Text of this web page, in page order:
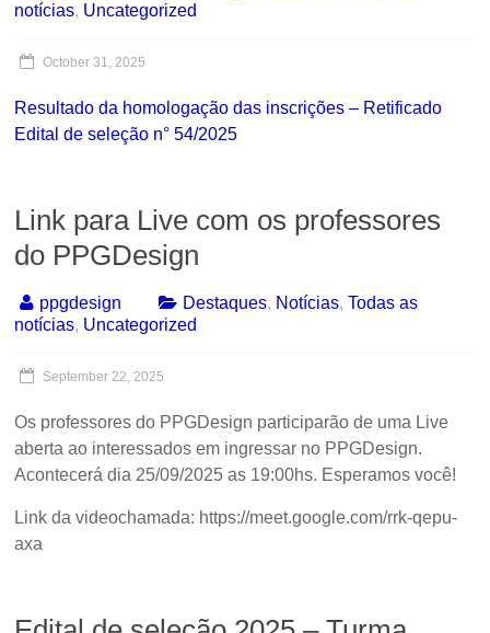
notícias, Uncategorized
October 31, 2025
Resultado da homologação das inscrições – Retificado
Edital de seleção n° 54/2025
Link para Live com os professores
do PPGDesign
ppgdesign Destaques, Notícias,Todas as
notícias, Uncategorized
September 22, 2025
Os professores do PPGDesign participarão de uma Live
aberta ao interessados em ingressar no PPGDesign.
Acontecerá dia 25/09/2025 as 19:00hs. Esperamos você!
Link da videochamada: https://meet.google.com/rrk-qepu-
axa